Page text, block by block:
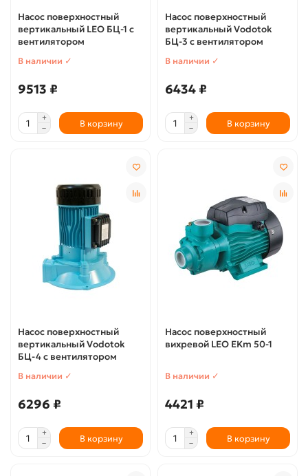
Насос поверхностный
вертикальный LEO БЦ-1 с
вентилятором
В наличии ✓
9513 ₽
В корзину
Насос поверхностный
вертикальный Vodotok
БЦ-3 с вентилятором
В наличии ✓
6434 ₽
В корзину
Насос поверхностный
вертикальный Vodotok
БЦ-4 с вентилятором
В наличии ✓
6296 ₽
В корзину
Насос поверхностный
вихревой LEO EKm 50-1
В наличии ✓
4421 ₽
В корзину